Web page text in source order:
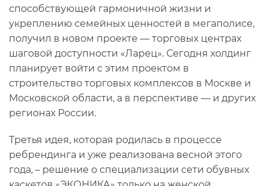
способствующей гармоничной жизни и
укреплению семейных ценностей в мегаполисе,
получил в новом проекте — торговых центрах
шаговой доступности «Ларец». Сегодня холдинг
планирует войти с этим проектом в
строительство торговых комплексов в Москве и
Московской области, а в перспективе — и других
регионах России.
Третья идея, которая родилась в процессе
ребрендинга и уже реализована весной этого
года, – решение о специализации сети обувных